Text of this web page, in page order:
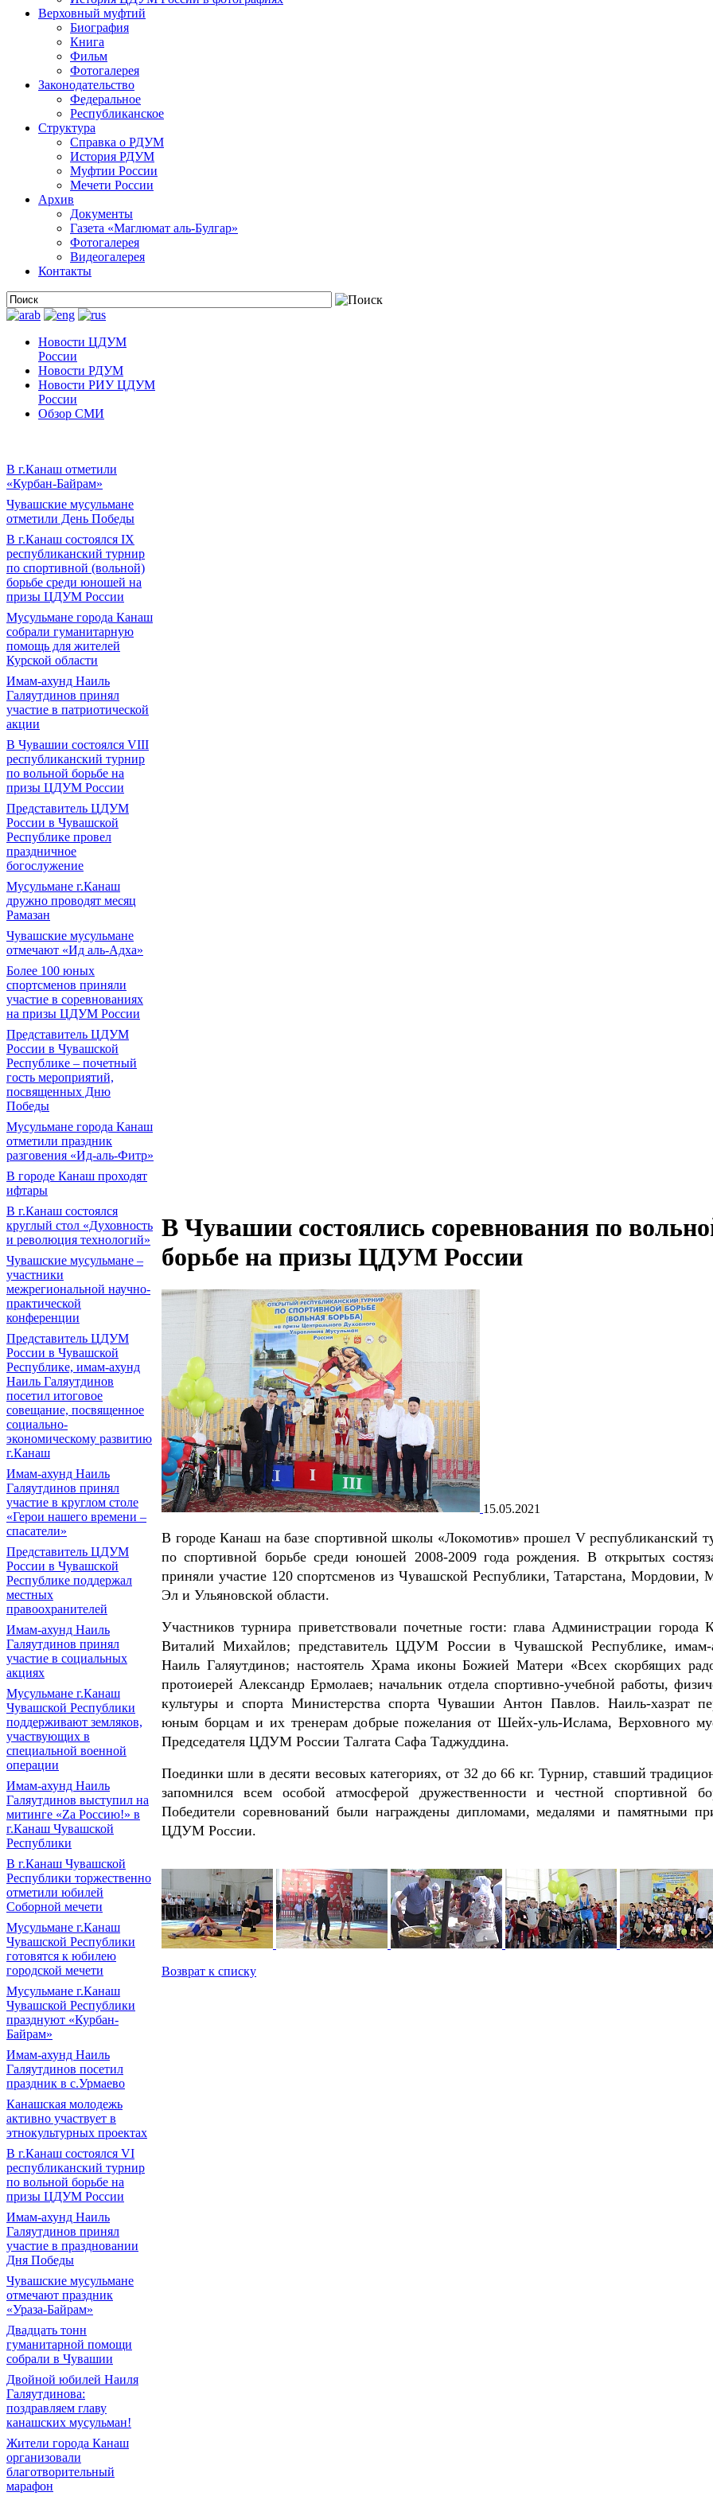
Верховный муфтий
Биография
Книга
Фильм
Фотогалерея
Законодательство
Федеральное
Республиканское
Структура
Справка о РДУМ
История РДУМ
Муфтии России
Мечети России
Архив
Документы
Газета «Маглюмат аль-Булгар»
Фотогалерея
Видеогалерея
Контакты
Новости ЦДУМ
России
Новости РДУМ
Новости РИУ ЦДУМ
России
Обзор СМИ
В г.Канаш отметили
«Курбан-Байрам»
Чувашские мусульмане
отметили День Победы
В г.Канаш состоялся IX
республиканский турнир
по спортивной (вольной)
борьбе среди юношей на
призы ЦДУМ России
Мусульмане города Канаш
собрали гуманитарную
помощь для жителей
Курской области
Имам-ахунд Наиль
Галяутдинов принял
участие в патриотической
акции
В Чувашии состоялся VIII
республиканский турнир
по вольной борьбе на
призы ЦДУМ России
Представитель ЦДУМ
России в Чувашской
Республике провел
праздничное
богослужение
Мусульмане г.Канаш
дружно проводят месяц
Рамазан
Чувашские мусульмане
отмечают «Ид аль-Адха»
Более 100 юных
спортсменов приняли
участие в соревнованиях
на призы ЦДУМ России
Представитель ЦДУМ
России в Чувашской
Республике – почетный
гость мероприятий,
посвященных Дню
Победы
Мусульмане города Канаш
отметили праздник
разговения «Ид-аль-Фитр»
В городе Канаш проходят
ифтары
В г.Канаш состоялся
круглый стол «Духовность
и революция технологий»
Чувашские мусульмане –
участники
межрегиональной научно-
практической
конференции
Представитель ЦДУМ
России в Чувашской
Республике, имам-ахунд
Наиль Галяутдинов
посетил итоговое
совещание, посвященное
социально-
экономическому развитию
г.Канаш
Имам-ахунд Наиль
Галяутдинов принял
участие в круглом столе
«Герои нашего времени –
спасатели»
Представитель ЦДУМ
России в Чувашской
Республике поддержал
местных
правоохранителей
Имам-ахунд Наиль
Галяутдинов принял
участие в социальных
акциях
Мусульмане г.Канаш
Чувашской Республики
поддерживают земляков,
участвующих в
специальной военной
операции
Имам-ахунд Наиль
Галяутдинов выступил на
митинге «Zа Россию!» в
г.Канаш Чувашской
Республики
В г.Канаш Чувашской
Республики торжественно
отметили юбилей
Соборной мечети
Мусульмане г.Канаш
Чувашской Республики
готовятся к юбилею
городской мечети
Мусульмане г.Канаш
Чувашской Республики
празднуют «Курбан-
Байрам»
Имам-ахунд Наиль
Галяутдинов посетил
праздник в с.Урмаево
Канашская молодежь
активно участвует в
этнокультурных проектах
В г.Канаш состоялся VI
республиканский турнир
по вольной борьбе на
призы ЦДУМ России
Имам-ахунд Наиль
Галяутдинов принял
участие в праздновании
Дня Победы
Чувашские мусульмане
отмечают праздник
«Ураза-Байрам»
Двадцать тонн
гуманитарной помощи
собрали в Чувашии
Двойной юбилей Наиля
Галяутдинова:
поздравляем главу
канашских мусульман!
Жители города Канаш
организовали
благотворительный
марафон
В Чувашии состоялись соревнования по
борьбе на призы ЦДУМ России
15.05.2021
В городе Канаш на базе спортивной школы «Локомотив» прошел V республиканский
по спортивной борьбе среди юношей 2008-2009 года рождения. В открытых
приняли участие 120 спортсменов из Чувашской Республики, Татарстана, Мордовии,
Эл и Ульяновской области.
Участников турнира приветствовали почетные гости: глава Администрации города
Виталий Михайлов; представитель ЦДУМ России в Чувашской Республике, имам-
Наиль Галяутдинов; настоятель Храма иконы Божией Матери «Всех скорбящих
протоиерей Александр Ермолаев; начальник отдела спортивно-учебной работы,
культуры и спорта Министерства спорта Чувашии Антон Павлов. Наиль-хазрат
юным борцам и их тренерам добрые пожелания от Шейх-уль-Ислама, Верховного
Председателя ЦДУМ России Талгата Сафа Таджуддина.
Поединки шли в десяти весовых категориях, от 32 до 66 кг. Турнир, ставший
запомнился всем особой атмосферой дружественности и честной спортивной
Победители соревнований были награждены дипломами, медалями и памятными
ЦДУМ России.
Возврат к списку